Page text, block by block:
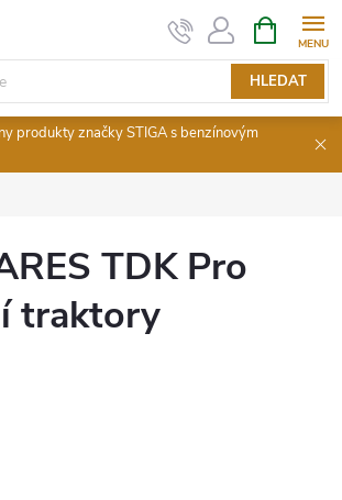
HLEDAT
NÁKUPNÍ
KOŠÍK
produkty značky STIGA s benzínovým
TDK Pro
traktory